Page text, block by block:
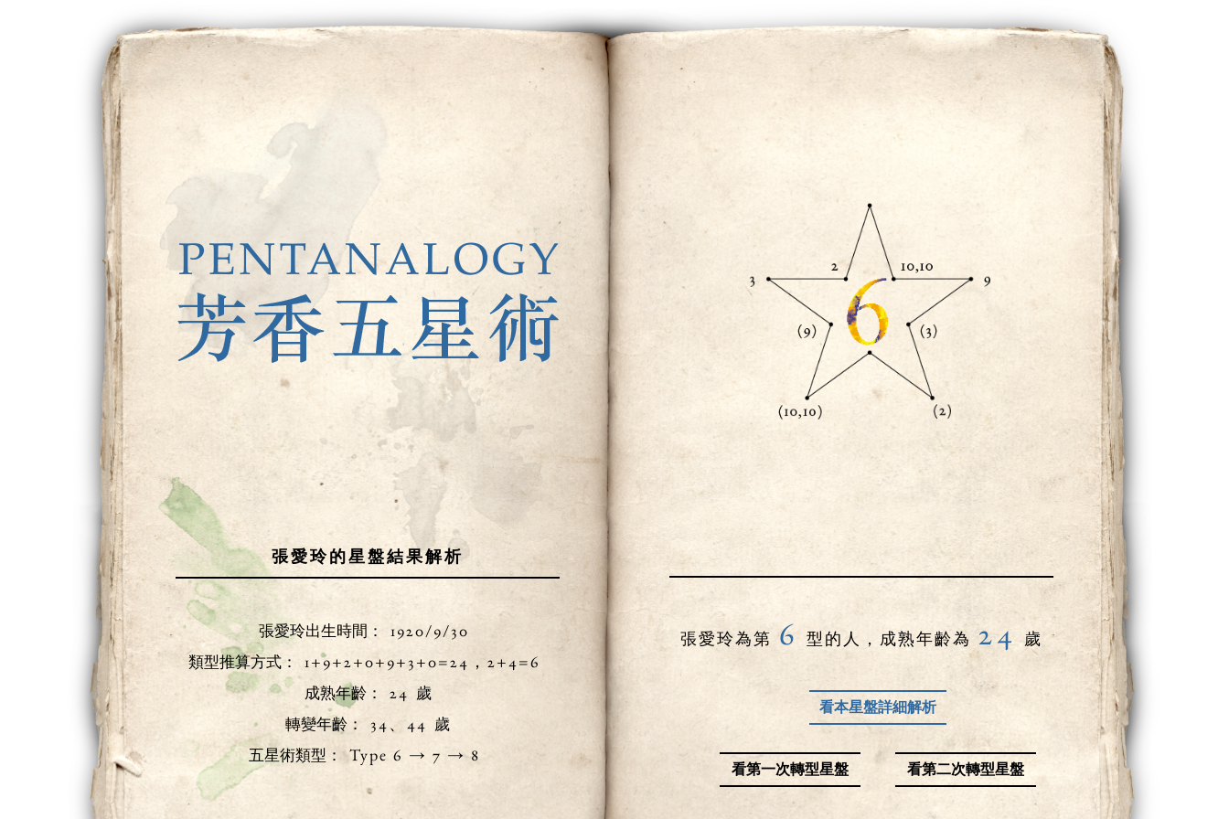
張愛玲的星盤結果解析
張愛玲出生時間： 1920/9/30
類型推算方式： 1+9+2+0+9+3+0=24，2+4=6
成熟年齡： 24 歲
轉變年齡：
34、44 歲
五星術類型：
Type 6 → 7 → 8
張愛玲為第 6 型的人，成熟年齡為 24 歲
看本星盤詳細解析
看第一次轉型星盤 看第二次轉型星盤